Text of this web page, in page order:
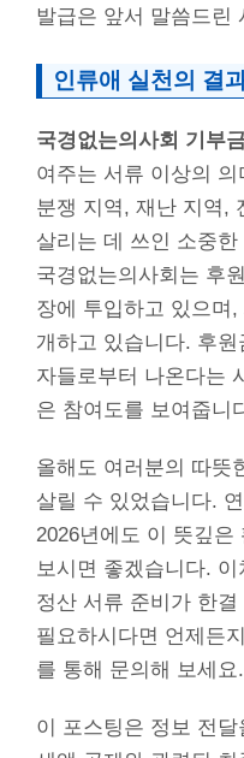
발급은 앞서 말씀드린
인류애 실천의 결
국경없는의사회 기부
여주는 서류 이상의
분쟁 지역, 재난 지역,
살리는 데 쓰인 소중
국경없는의사회는 후
장에 투입하고 있으며
개하고 있습니다. 후
자들로부터 나온다는
은 참여도를 보여줍니
올해도 여러분의 따뜻
살릴 수 있었습니다.
2026년에도 이 뜻깊은
보시면 좋겠습니다.
정산 서류 준비가 한
필요하시다면 언제든
를 통해 문의해 보세요.
이 포스팅은 정보 전